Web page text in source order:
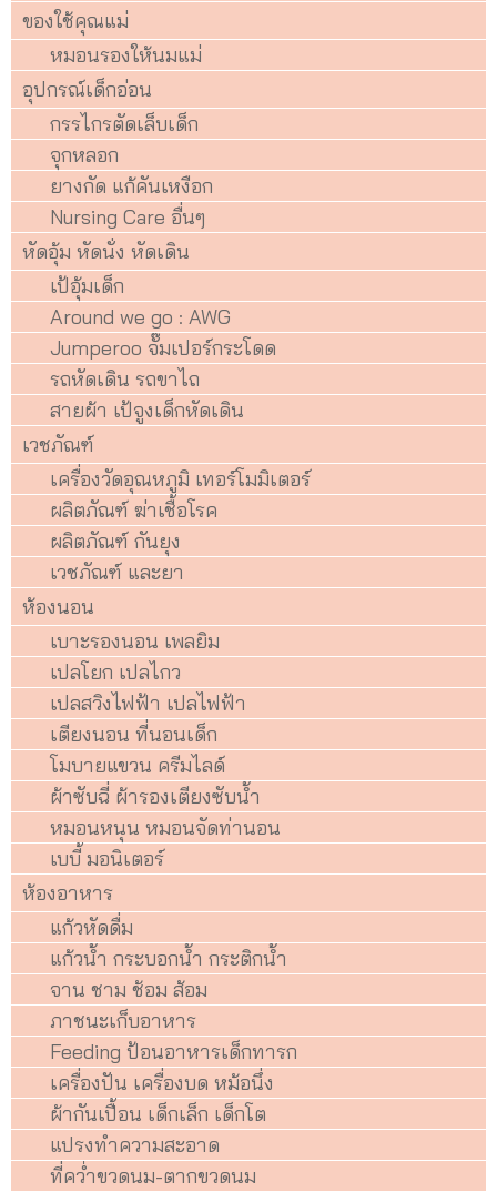
ของใช้คุณแม่
หมอนรองให้นมแม่
อุปกรณ์เด็กอ่อน
กรรไกรตัดเล็บเด็ก
จุกหลอก
ยางกัด แก้คันเหงือก
Nursing Care อื่นๆ
หัดอุ้ม หัดนั่ง หัดเดิน
เป้อุ้มเด็ก
Around we go : AWG
Jumperoo จั๊มเปอร์กระโดด
รถหัดเดิน รถขาไถ
สายผ้า เป้จูงเด็กหัดเดิน
เวชภัณฑ์
เครื่องวัดอุณหภูมิ เทอร์โมมิเตอร์
ผลิตภัณฑ์ ฆ่าเชื้อโรค
ผลิตภัณฑ์ กันยุง
เวชภัณฑ์ และยา
ห้องนอน
เบาะรองนอน เพลยิม
เปลโยก เปลไกว
เปลสวิงไฟฟ้า เปลไฟฟ้า
เตียงนอน ที่นอนเด็ก
โมบายแขวน ครีมไลด์
ผ้าซับฉี่ ผ้ารองเตียงซับน้ำ
หมอนหนุน หมอนจัดท่านอน
เบบี้ มอนิเตอร์
ห้องอาหาร
แก้วหัดดื่ม
แก้วน้ำ กระบอกน้ำ กระติกน้ำ
จาน ชาม ช้อม ส้อม
ภาชนะเก็บอาหาร
Feeding ป้อนอาหารเด็กทารก
เครื่องปัน เครื่องบด หม้อนึ่ง
ผ้ากันเปื้อน เด็กเล็ก เด็กโต
แปรงทำความสะอาด
ที่คว่ำขวดนม-ตากขวดนม